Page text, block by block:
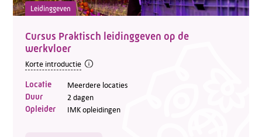
Leidinggeven
Cursus Praktisch leidinggeven op de
werkvloer
Korte introductie
Locatie Meerdere locaties
Duur 2 dagen
Opleider IMK opleidingen